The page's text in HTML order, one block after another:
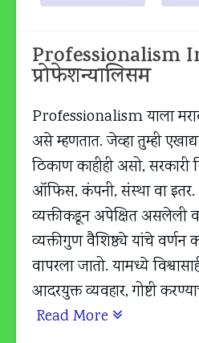
Professionalism
प्रोफेशन्यालिसम
Professionalism याला
असे म्हणतात. जेव्हा तुम्ही
ठिकाण काहीही असो, सरकारी
ऑफिस, कंपनी, संस्था वा इतर.
व्यक्तीकडून अपेक्षित असलेली
व्यक्तीगुण वैशिष्ठ्ये यांचे वर्णन
वापरला जातो. यामध्ये
आदरयुक्त व्यवहार, गोष्टी
Read More